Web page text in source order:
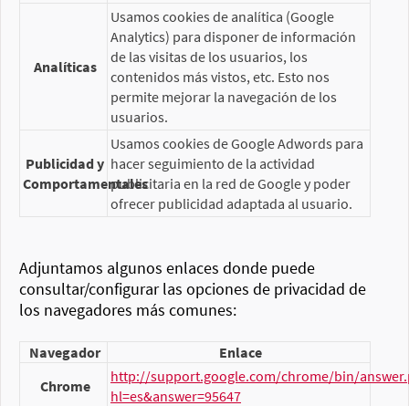
Analíticas
Usamos cookies de analítica (Google
Analytics) para disponer de información
de las visitas de los usuarios, los
contenidos más vistos, etc. Esto nos
permite mejorar la navegación de los
usuarios.
Publicidad y
Comportamentales
Usamos cookies de Google Adwords para
hacer seguimiento de la actividad
publicitaria en la red de Google y poder
ofrecer publicidad adaptada al usuario.
Adjuntamos algunos enlaces donde puede
consultar/configurar las opciones de privacidad de
los navegadores más comunes:
Navegador
Enlace
Chrome
http://support.google.com/chrome/bin/
hl=es&answer=95647